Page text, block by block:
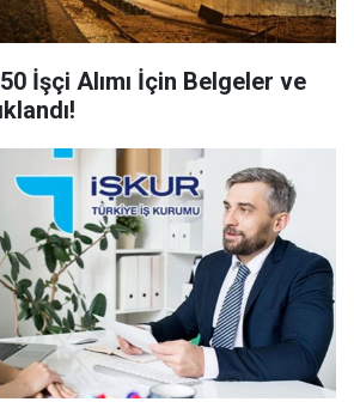
İşçi Alımı İçin Belgeler ve